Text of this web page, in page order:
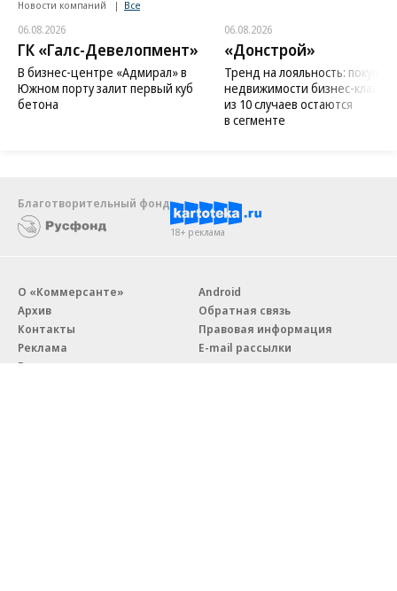
Новости компаний Все
06.08.2026
ГК «Галс-Девелопмент»
В бизнес-центре «Адмирал» в
Южном порту залит первый куб
бетона
06.08.2026
«Донстрой»
Тренд на лояльность:
недвижимости бизнес-класса
из 10 случаев остаются
в сегменте
Благотворительный фонд
18+ реклама
О «Коммерсанте»
Архив
Контакты
Реклама
Вакансии
Android
Обратная связь
Правовая информация
E-mail рассылки